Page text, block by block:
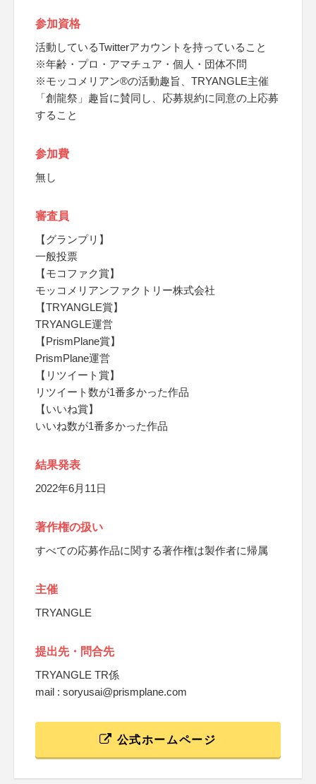
参加資格
活動しているTwitterアカウントを持っていること
※年齢・プロ・アマチュア・個人・団体不問
※モッコメリアン®の活動趣旨、TRYANGLE主催
「創龍祭」趣旨に賛同し、応募規約に同意の上応募
すること
参加費
無し
審査員
【グランプリ】
一般投票
【モコファク賞】
モッコメリアンファクトリー株式会社
【TRYANGLE賞】
TRYANGLE運営
【PrismPlane賞】
PrismPlane運営
【リツイート賞】
リツイート数が1番多かった作品
【いいね賞】
いいね数が1番多かった作品
結果発表
2022年6月11日
著作権の扱い
すべての応募作品に関する著作権は製作者に帰属
主催
TRYANGLE
提出先・問合先
TRYANGLE TR係
mail : soryusai@prismplane.com
公式ホームページ